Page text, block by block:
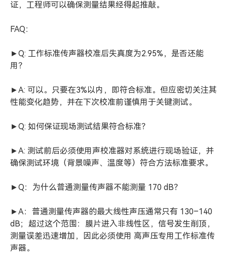
证，工程师可以确保测量结果经得起推敲。
FAQ：
►Q: 工作标准传声器校准后失真度为2.95%，是否还能
用？
►A: 可以。只要在3%以内，即符合标准。但应密切关注其
性能变化趋势，并在下次校准前谨慎用于关键测试。
►Q: 如何保证现场测试结果符合标准？
►A: 测试前后必须使用声校准器对系统进行现场验证，并
确保测试环境（背景噪声、温度等）符合方法标准要求。
►Q：为什么普通测量传声器不能测量 170 dB？
►A：普通测量传声器的最大线性声压通常只有 130–140
dB；超过这个范围：膜片进入非线性区，信号发生削顶，
测量误差迅速增加，因此必须使用 高声压专用工作标准传
声器。